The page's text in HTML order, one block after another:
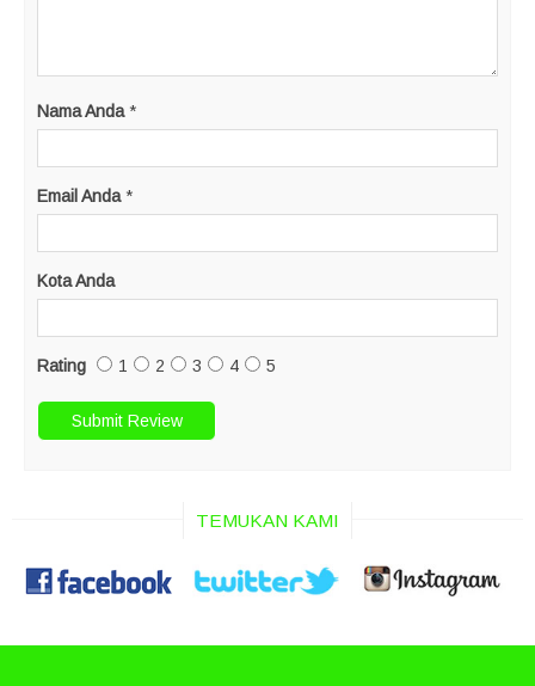
Nama Anda *
Email Anda *
Kota Anda
Rating 1 2 3 4 5
TEMUKAN KAMI